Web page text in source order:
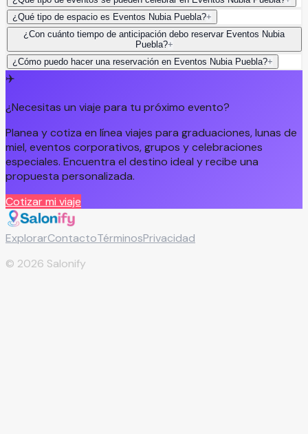
¿Qué tipo de espacio es Eventos Nubia Puebla?+
¿Con cuánto tiempo de anticipación debo reservar Eventos Nubia
Puebla?+
¿Cómo puedo hacer una reservación en Eventos Nubia Puebla?+
✈️
¿Necesitas un viaje para tu próximo evento?
Planea y cotiza en línea viajes para graduaciones, lunas de
miel, eventos corporativos, grupos y celebraciones
especiales. Encuentra el destino ideal y recibe una
propuesta personalizada.
Cotizar mi viaje
ExplorarContactoTérminosPrivacidad
© 2026 Salonify